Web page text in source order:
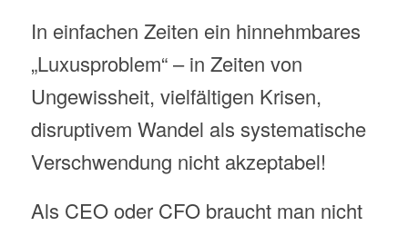
In einfachen Zeiten ein hinnehmbares
„Luxusproblem“ – in Zeiten von
Ungewissheit, vielfältigen Krisen,
disruptivem Wandel als systematische
Verschwendung nicht akzeptabel!
Als CEO oder CFO braucht man nicht